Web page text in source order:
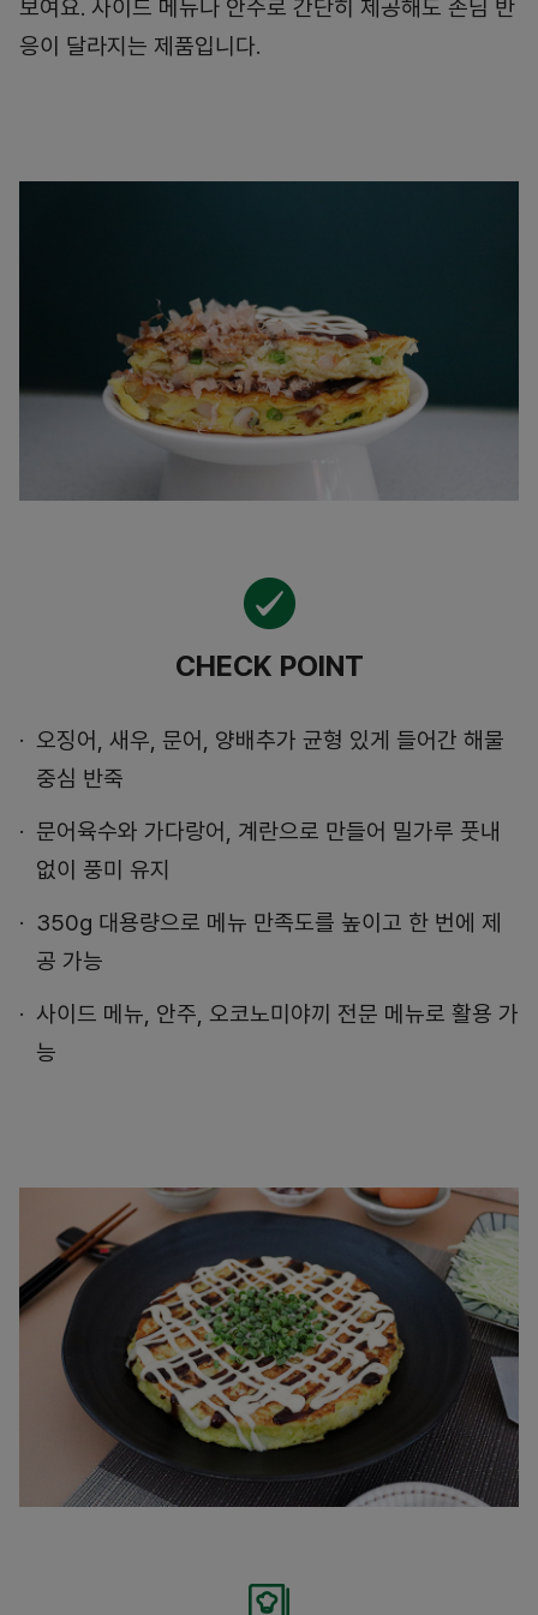
보여요. 사이드 메뉴나 안주로 간단히 제공해도 손님 반
응이 달라지는 제품입니다.
CHECK POINT
오징어, 새우, 문어, 양배추가 균형 있게 들어간 해물
중심 반죽
문어육수와 가다랑어, 계란으로 만들어 밀가루 풋내
없이 풍미 유지
350g 대용량으로 메뉴 만족도를 높이고 한 번에 제
공 가능
사이드 메뉴, 안주, 오코노미야끼 전문 메뉴로 활용 가
능